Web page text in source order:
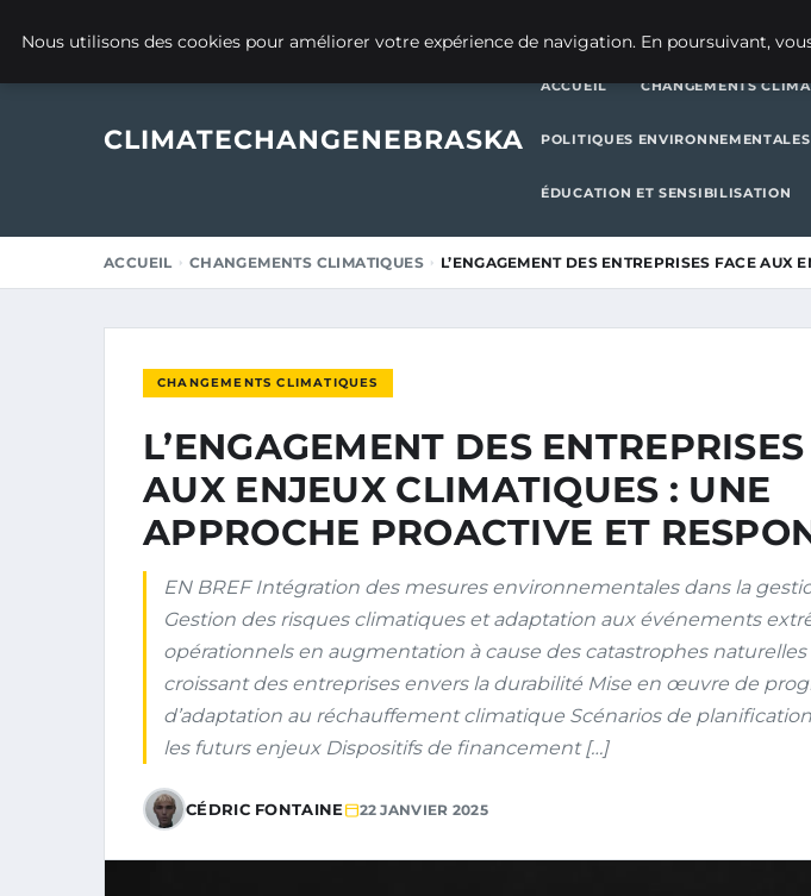
CLIMATECHANGENEBRASKA
ACCUEIL CHANGEMENTS
POLITIQUES ENVIRONNEMENTALES
ÉDUCATION ET SENSIBILISATION
ACCUEIL CHANGEMENTS CLIMATIQUES L’ENGAGEMENT DES ENTREPRISES FACE AUX
CHANGEMENTS CLIMATIQUES
L’ENGAGEMENT DES
AUX ENJEUX CLIMATIQUES : UNE
APPROCHE PROACTIVE ET
EN BREF Intégration des mesures environnementales dans la
Gestion des risques climatiques et adaptation aux événements
opérationnels en augmentation à cause des catastrophes
croissant des entreprises envers la durabilité Mise en œuvre de
d’adaptation au réchauffement climatique Scénarios de
les futurs enjeux Dispositifs de financement […]
CÉDRIC FONTAINE 22 JANVIER 2025
Nous utilisons des cookies pour améliorer votre expérience de navigation. En poursuivant,